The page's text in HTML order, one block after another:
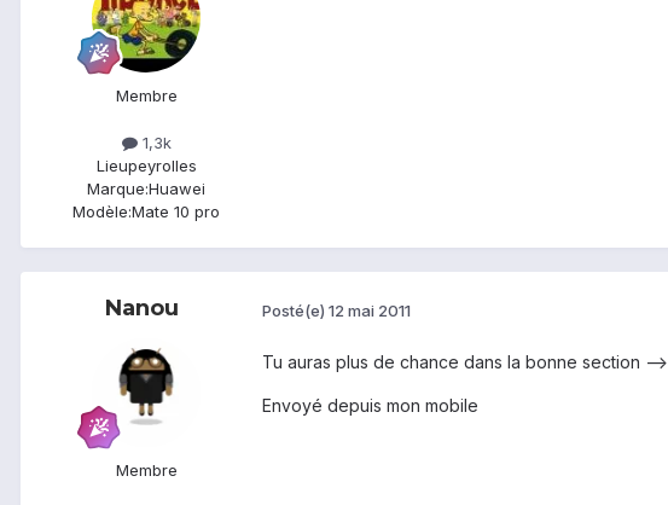
Membre
1,3k
Lieupeyrolles
Marque:Huawei
Modèle:Mate 10 pro
Nanou
Membre
Posté(e) 12 mai 2011
Tu auras plus de chance dans la bonne section --
Envoyé depuis mon mobile